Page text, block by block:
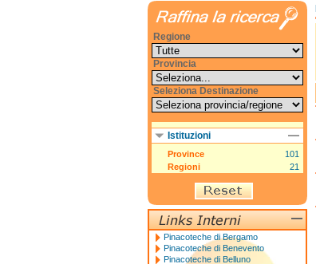
Regione
Provincia
Seleziona Destinazione
Istituzioni
Province
101
Regioni
21
Pinacoteche di Bergamo
Pinacoteche di Benevento
Pinacoteche di Belluno